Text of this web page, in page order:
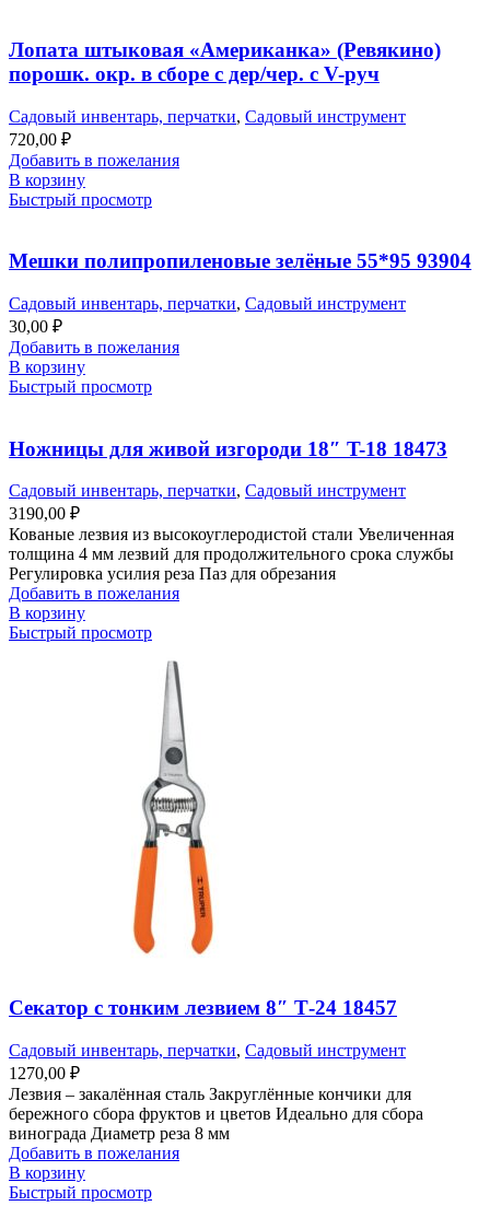
Лопата штыковая «Американка» (Ревякино)
порошк. окр. в сборе с дер/чер. с V-руч
Садовый инвентарь, перчатки, Садовый инструмент
720,00 ₽
Добавить в пожелания
В корзину
Быстрый просмотр
Мешки полипропиленовые зелёные 55*95 93904
Садовый инвентарь, перчатки, Садовый инструмент
30,00 ₽
Добавить в пожелания
В корзину
Быстрый просмотр
Ножницы для живой изгороди 18″ T-18 18473
Садовый инвентарь, перчатки, Садовый инструмент
3190,00 ₽
Кованые лезвия из высокоуглеродистой стали Увеличенная
толщина 4 мм лезвий для продолжительного срока службы
Регулировка усилия реза Паз для обрезания
Добавить в пожелания
В корзину
Быстрый просмотр
Секатор с тонким лезвием 8″ Т-24 18457
Садовый инвентарь, перчатки, Садовый инструмент
1270,00 ₽
Лезвия – закалённая сталь Закруглённые кончики для
бережного сбора фруктов и цветов Идеально для сбора
винограда Диаметр реза 8 мм
Добавить в пожелания
В корзину
Быстрый просмотр